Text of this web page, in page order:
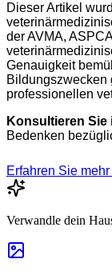
Dieser Artikel
der AVMA,
Genauigkeit
Bildungszwecken
professionellen
Konsultieren Sie
Bedenken
Erfahren Sie
Verwandle dein